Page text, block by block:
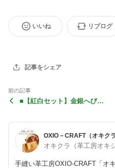
いいね リブログ
記事をシェア
前の記事
■【紅白セット】金銀へびの
オキクラ（革工房オキ
手縫い革工房OXIO-CRAFT「オ